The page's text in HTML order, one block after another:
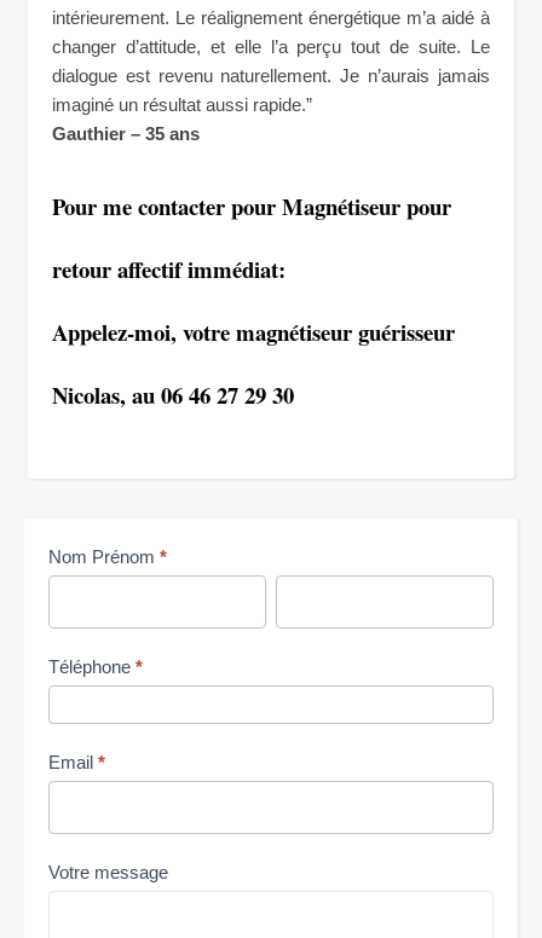
intérieurement. Le réalignement énergétique m’a aidé à
changer d’attitude, et elle l’a perçu tout de suite. Le
dialogue est revenu naturellement. Je n’aurais jamais
imaginé un résultat aussi rapide.”
Gauthier – 35 ans
Pour me contacter pour Magnétiseur pour
retour affectif immédiat:
Appelez-moi, votre magnétiseur guérisseur
Nicolas, au 06 46 27 29 30
Me
contacter
Nom Prénom *
Téléphone *
Email *
Votre message